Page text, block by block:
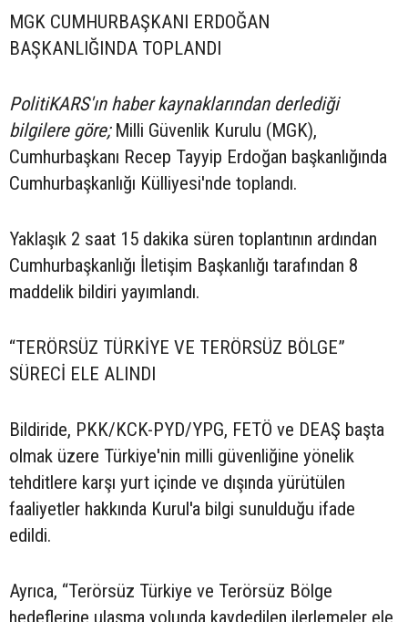
MGK CUMHURBAŞKANI ERDOĞAN
BAŞKANLIĞINDA TOPLANDI
PolitiKARS'ın haber kaynaklarından derlediği
bilgilere göre;Milli Güvenlik Kurulu (MGK),
Cumhurbaşkanı Recep Tayyip Erdoğan başkanlığında
Cumhurbaşkanlığı Külliyesi'nde toplandı.
Yaklaşık 2 saat 15 dakika süren toplantının ardından
Cumhurbaşkanlığı İletişim Başkanlığı tarafından 8
maddelik bildiri yayımlandı.
“TERÖRSÜZ TÜRKİYE VE TERÖRSÜZ BÖLGE”
SÜRECİ ELE ALINDI
Bildiride, PKK/KCK-PYD/YPG, FETÖ ve DEAŞ başta
olmak üzere Türkiye'nin milli güvenliğine yönelik
tehditlere karşı yurt içinde ve dışında yürütülen
faaliyetler hakkında Kurul'a bilgi sunulduğu ifade
edildi.
Ayrıca, “Terörsüz Türkiye ve Terörsüz Bölge
hedeflerine ulaşma yolunda kaydedilen ilerlemeler ele